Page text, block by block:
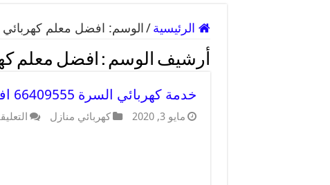
الرئيسية / الوسم: افضل معلم كهربائي
أرشيف الوسم : افضل معلم
خدمة كهربائي السرة 66409555 افضل معلم كهربائي منازل السرة
مايو 3, 2020 كهربائي منازل